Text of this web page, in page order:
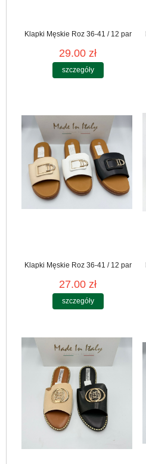
Klapki Męskie Roz 36-41 / 12 par
29.00 zł
szczegóły
Klapki Męskie Roz 36-41 / 12 par
27.00 zł
szczegóły